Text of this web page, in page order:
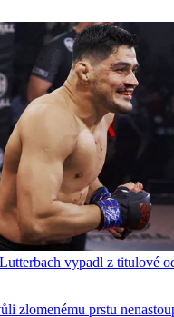
vypadl z titulové
zlomenému prstu